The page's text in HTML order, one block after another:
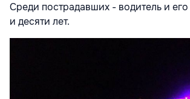
Среди пострадавших - водитель и
и десяти лет.